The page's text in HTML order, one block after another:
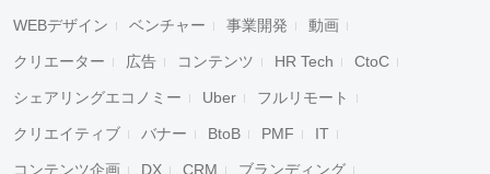
WEBデザイン ベンチャー 事業開発 動画
クリエーター 広告 コンテンツ HR Tech CtoC
シェアリングエコノミー Uber フルリモート
クリエイティブ バナー BtoB PMF IT
コンテンツ企画 DX CRM ブランディング